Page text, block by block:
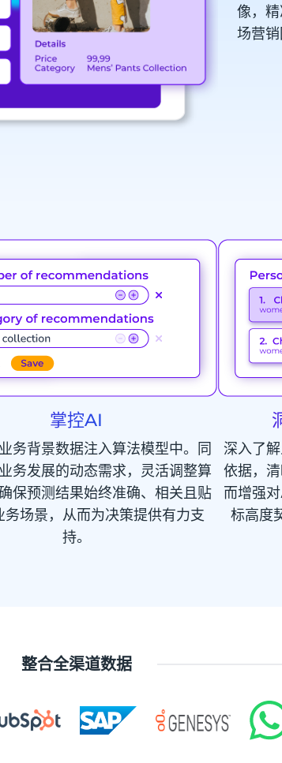
像，
场营
掌控AI
务背景数据注入算法模型中。同
务发展的动态需求，灵活调整算
保预测结果始终准确、相关且贴
务场景，从而为决策提供有力支
持。
深入了
依据，
而增强
标高度
整合全渠道数据